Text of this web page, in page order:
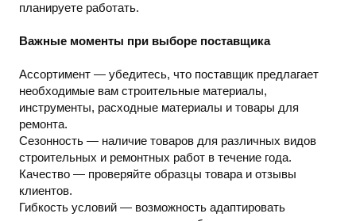
планируете работать.
Важные моменты при выборе поставщика
Ассортимент — убедитесь, что поставщик предлагает
необходимые вам строительные материалы,
инструменты, расходные материалы и товары для
ремонта.
Сезонность — наличие товаров для различных видов
строительных и ремонтных работ в течение года.
Качество — проверяйте образцы товара и отзывы
клиентов.
Гибкость условий — возможность адаптировать